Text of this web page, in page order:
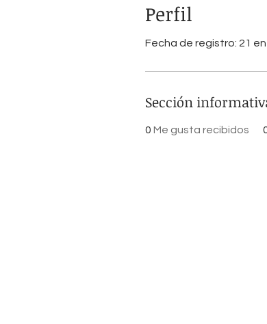
Perfil
Fecha de registro: 21
Sección
0 Me gusta recibidos